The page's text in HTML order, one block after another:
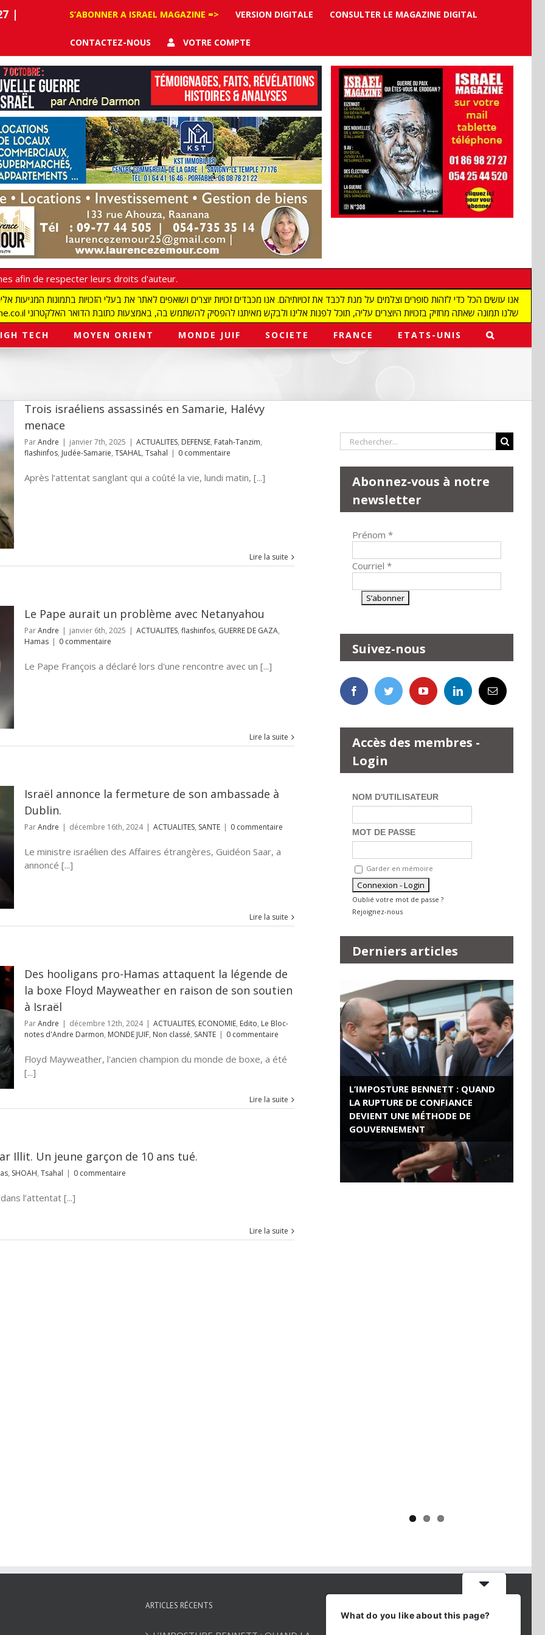
|
S’ABONNER A ISRAEL MAGAZINE => VERSION DIGITALE CONSULTER LE MAGAZINE DIGITAL
CONTACTEZ-NOUS VOTRE COMPTE
afin de respecter leurs droits d'auteur.
redaction@israelmagazine.co.il שלנו תמונה שאתה מחזיק בזכויות היוצרים עליה, תוכל לפנות אלינו ולבקש מאיתנו להפסיק להשתמש בה, באמצעות כתובת הדואר האלקטרוני
TECH MOYEN ORIENT MONDE JUIF SOCIETE FRANCE ETATS-UNIS
Trois israéliens assassinés en Samarie, Halévy
menace
ParAndre | janvier 7th, 2025 | ACTUALITES, DEFENSE, Fatah-Tanzim,
flashinfos, Judée-Samarie, TSAHAL, Tsahal | 0 commentaire
Après l’attentat sanglant qui a coûté la vie, lundi matin, [...]
Lire la suite
Le Pape aurait un problème avec Netanyahou
ParAndre | janvier 6th, 2025 | ACTUALITES, flashinfos, GUERRE DE GAZA,
Hamas | 0 commentaire
Le Pape François a déclaré lors d'une rencontre avec un [...]
Lire la suite
Israël annonce la fermeture de son ambassade à
Dublin.
ParAndre | décembre 16th, 2024 | ACTUALITES, SANTE | 0 commentaire
Le ministre israélien des Affaires étrangères, Guidéon Saar, a
annoncé [...]
Lire la suite
Des hooligans pro-Hamas attaquent la légende de
la boxe Floyd Mayweather en raison de son soutien
à Israël
ParAndre | décembre 12th, 2024 | ACTUALITES, ECONOMIE, Edito, Le Bloc-
notes d'Andre Darmon, MONDE JUIF, Non classé, SANTE | 0 commentaire
Floyd Mayweather, l'ancien champion du monde de boxe, a été
[...]
Lire la suite
Illit. Un jeune garçon de 10 ans tué.
, SHOAH, Tsahal | 0 commentaire
l’attentat [...]
Lire la suite
Rechercher:
Abonnez-vous à notre
newsletter
Prénom *
Courriel *
Suivez-nous
Accès des membres -
Login
NOM D'UTILISATEUR
MOT DE PASSE
Garder en mémoire
Oublié votre mot de passe ?
Rejoignez-nous
Derniers articles
L’IMPOSTURE BENNETT : QUAND
LA RUPTURE DE CONFIANCE
DEVIENT UNE MÉTHODE DE
GOUVERNEMENT
ROSE VALLAND, HEROÏNE DE LA
RESISTANCE FRANÇAISE
ARTICLES RÉCENTS
What do you like about this page?